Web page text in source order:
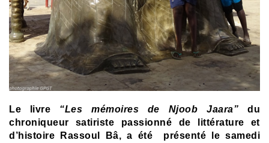
Le livre “Les mémoires de Njoob Jaara” du
chroniqueur satiriste passionné de littérature et
d’histoire Rassoul Bâ, a été présenté le samedi